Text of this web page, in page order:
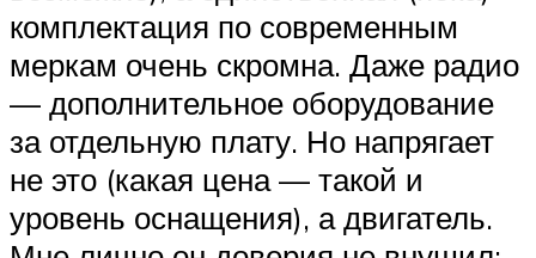
комплектация по современным
меркам очень скромна. Даже радио
— дополнительное оборудование
за отдельную плату. Но напрягает
не это (какая цена — такой и
уровень оснащения), а двигатель.